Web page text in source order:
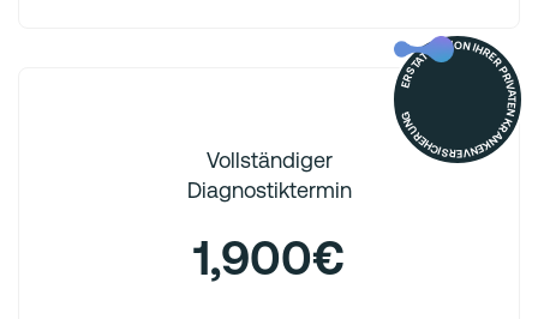
Vollständiger
Diagnostiktermin
1,900€
ERSTATTET VON IHRER PRIVATEN KRANKENVERSICHERUNG